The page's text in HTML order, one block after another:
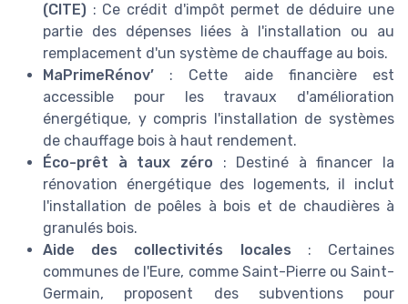
(CITE) : Ce crédit d'impôt permet de déduire une
partie des dépenses liées à l'installation ou au
remplacement d'un système de chauffage au bois.
MaPrimeRénov’ : Cette aide financière est
accessible pour les travaux d'amélioration
énergétique, y compris l'installation de systèmes
de chauffage bois à haut rendement.
Éco-prêt à taux zéro : Destiné à financer la
rénovation énergétique des logements, il inclut
l'installation de poêles à bois et de chaudières à
granulés bois.
Aide des collectivités locales : Certaines
communes de l'Eure, comme Saint-Pierre ou Saint-
Germain, proposent des subventions pour